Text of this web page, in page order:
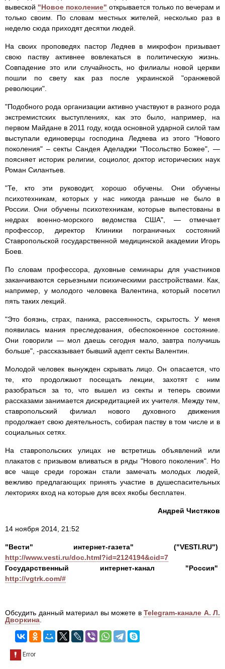
вывеской "Новое поколение" открывается только по вечерам и
только своим. По словам местных жителей, несколько раз в
неделю сюда приходят десятки людей.
На своих проповедях пастор Ледяев в микрофон призывает
свою паству активнее вовлекаться в политическую жизнь.
Совпадение это или случайность, но филиалы новой церкви
пошли по свету как раз после украинской "оранжевой
революции".
"Подобного рода организации активно участвуют в разного рода
экстремистских выступлениях, как это было, например, на
первом Майдане в 2011 году, когда основной ударной силой там
выступали единоверцы господина Ледяева из этого "Нового
поколения" – секты Сандея Аделаджи "Посольство Божее", —
поясняет историк религии, социолог, доктор исторических наук
Роман Силантьев.
"Те, кто эти руководит, хорошо обучены. Они обучены
психотехникам, которых у нас никогда раньше не было в
России. Они обучены психотехникам, которые выпестованы в
недрах военно-морского ведомства США", — отмечает
профессор, директор Клиники пограничных состояний
Ставропольской государственной медицинской академии Игорь
Боев.
По словам профессора, духовные семинары для участников
заканчиваются серьезными психическими расстройствами. Как,
например, у молодого человека Валентина, который посетил
пять таких лекций.
"Это боязнь, страх, паника, рассеянность, скрытость. У меня
появилась мания преследования, обеспокоенное состояние.
Они говорили — мол даешь сегодня мало, завтра получишь
больше", -рассказывает бывший адепт секты Валентин.
Молодой человек вынужден скрывать лицо. Он опасается, что
те, кто продолжают посещать лекции, захотят с ним
разобраться за то, что вышел из секты и теперь своими
рассказами занимается дискредитацией их учителя. Между тем,
ставропольский филиал нового духовного движения
продолжает свою деятельность, собирая паству в том числе и в
социальных сетях.
На ставропольских улицах не встретишь объявлений или
плакатов с призывом вливаться в ряды "Нового поколения". Но
все чаще среди горожан стали замечать молодых людей,
вежливо предлагающих принять участие в душеспасительных
лекториях вход на которые для всех якобы бесплатен.
Андрей Чистяков
14 ноября 2014, 21:52
"Вести" интернет-газета" ("VESTI.RU")
http://www.vesti.ru/doc.html?id=2124194&cid=7
Государственный интернет-канал "Россия"
http://vgtrk.com/#
Обсудить данный материал вы можете в Telegram-канале А. Л.
Дворкина